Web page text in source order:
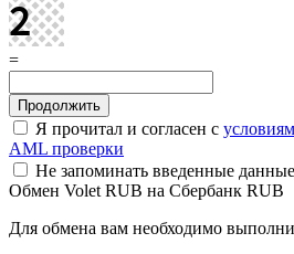
=
Я прочитал и согласен с
AML проверки
Не запоминать введенные данные
Обмен Volet RUB на Сбербанк RUB
Для обмена вам необходимо